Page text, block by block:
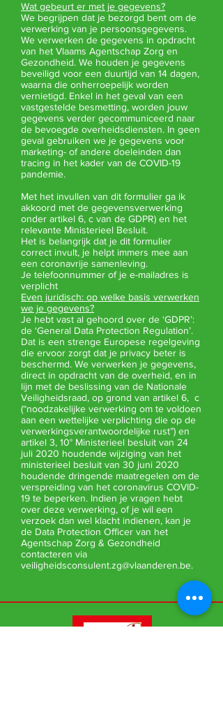
Wat gebeurt er met je gegevens?
We begrijpen dat je bezorgd bent om de
verwerking van je persoonsgegevens.
We verwerken de gegevens in opdracht
van het Vlaams Agentschap Zorg en
Gezondheid. We houden je gegevens
beveiligd voor een duurtijd van 14 dagen,
waarna die onherroepelijk worden
vernietigd. Enkel in het geval van een
vastgestelde besmetting, worden jouw
gegevens verder gecommuniceerd naar
de bevoegde overheidsdiensten. In geen
geval gebruiken we je gegevens voor
marketing- of andere doeleinden dan
tracing in het kader van de COVID-19
pandemie.
Met het invullen van dit formulier ga ik
akkoord met de gegevensverwerking
onder artikel 6, c van de GDPR) en het
relevante Ministerieel Besluit.
Het is belangrijk dat je dit formulier
correct invult, je helpt immers mee aan
een coronavrije samenleving.
Je telefoonnummer of je e-mailadres is
verplicht
Even juridisch: op welke basis verwerken
we je gegevens?
Je hebt vast al gehoord over de ‘GDPR’:
de ‘General Data Protection Regulation’.
Dat is een strenge Europese regelgeving
die ervoor zorgt dat je privacy beter is
beschermd. We verwerken je gegevens,
direct in opdracht van de overheid, en in
lijn met de beslissing van de Nationale
Veiligheidsraad, op grond van artikel 6, c
(“noodzakelijke verwerking om te voldoen
aan een wettelijke verplichting die op de
verwerkingsverantwoordelijke rust”) en
artikel 3, 10° Ministerieel besluit van 24
juli 2020 houdende wijziging van het
ministerieel besluit van 30 juni 2020
houdende dringende maatregelen om de
verspreiding van het coronavirus COVID-
19 te beperken. Indien je vragen hebt
over deze verwerking, of je wil een
verzoek dan wel klacht indienen, kan je
de Data Protection Officer van het
Agentschap Zorg & Gezondheid
contacteren via
veiligheidsconsulent.zg@vlaanderen.be.